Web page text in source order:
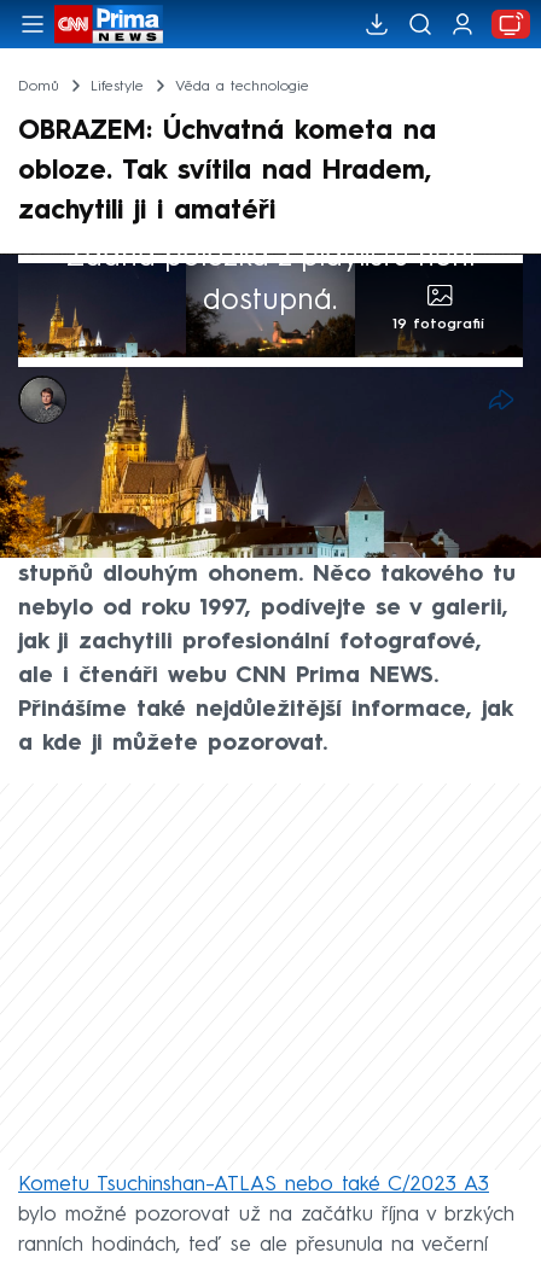
Domů Lifestyle Věda a technologie
OBRAZEM: Úchvatná kometa na
obloze. Tak svítila nad Hradem,
zachytili ji i amatéři
Žádná položka z playlistu není
dostupná.
19 fotografií
Ondřej Roubínek
Akt. 17. říj 2024, 14:20
Kometa Tsuchinshan–ATLAS se na večerní
obloze předvádí v celé své kráse, můžete ji
vidět pouhýma očima i s více než 10
stupňů dlouhým ohonem. Něco takového tu
nebylo od roku 1997, podívejte se v galerii,
jak ji zachytili profesionální fotografové,
ale i čtenáři webu CNN Prima NEWS.
Přinášíme také nejdůležitější informace, jak
a kde ji můžete pozorovat.
Kometu Tsuchinshan–ATLAS nebo také C/2023 A3
bylo možné pozorovat už na začátku října v brzkých
ranních hodinách, teď se ale přesunula na večerní